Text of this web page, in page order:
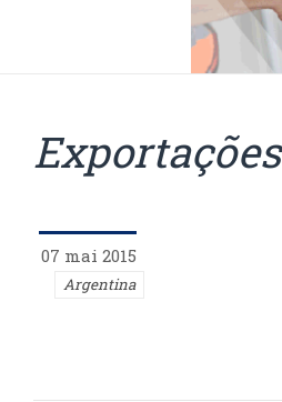
Exportações
07 mai 2015
Argentina